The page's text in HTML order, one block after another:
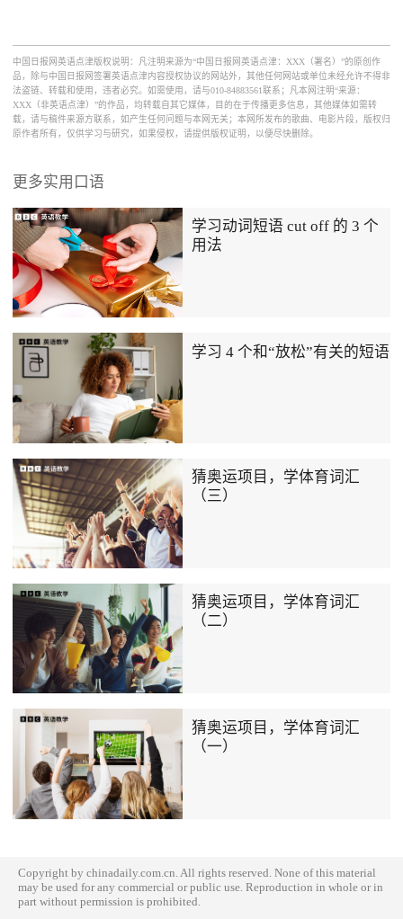
中国日报网英语点津版权说明：凡注明来源为“中国日报网英语点津：XXX（署名）”的原创作
品，除与中国日报网签署英语点津内容授权协议的网站外，其他任何网站或单位未经允许不得非
法盗链、转载和使用，违者必究。如需使用，请与010-84883561联系；凡本网注明“来源：
XXX（非英语点津）”的作品，均转载自其它媒体，目的在于传播更多信息，其他媒体如需转
载，请与稿件来源方联系，如产生任何问题与本网无关；本网所发布的歌曲、电影片段，版权归
原作者所有，仅供学习与研究，如果侵权，请提供版权证明，以便尽快删除。
更多实用口语
学习动词短语 cut off 的 3 个
用法
学习 4 个和“放松”有关的短语
猜奥运项目，学体育词汇
（三）
猜奥运项目，学体育词汇
（二）
猜奥运项目，学体育词汇
（一）
Copyright by chinadaily.com.cn. All rights reserved. None of this material
may be used for any commercial or public use. Reproduction in whole or in
part without permission is prohibited.